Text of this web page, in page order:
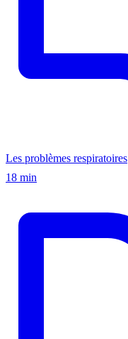
Les problèmes respiratoires
18 min